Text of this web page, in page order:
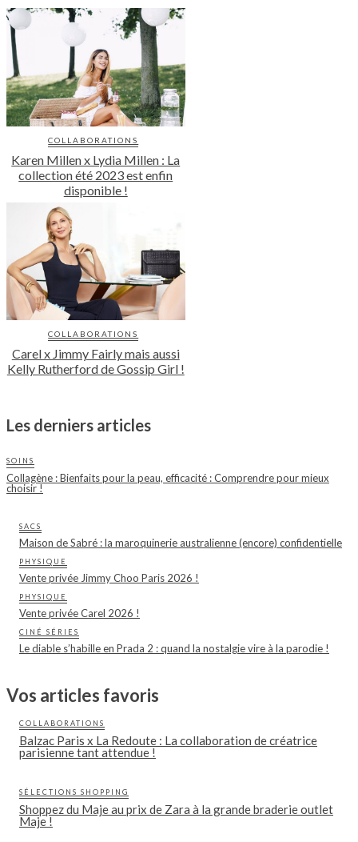
COLLABORATIONS
Karen Millen x Lydia Millen : La
collection été 2023 est enfin
disponible !
COLLABORATIONS
Carel x Jimmy Fairly mais aussi
Kelly Rutherford de Gossip Girl !
Les derniers articles
SOINS
Collagène : Bienfaits pour la peau, efficacité : Comprendre pour mieux
choisir !
SACS
Maison de Sabré : la maroquinerie australienne (encore) confidentielle
PHYSIQUE
Vente privée Jimmy Choo Paris 2026 !
PHYSIQUE
Vente privée Carel 2026 !
CINÉ SÉRIES
Le diable s’habille en Prada 2 : quand la nostalgie vire à la parodie !
Vos articles favoris
COLLABORATIONS
Balzac Paris x La Redoute : La collaboration de créatrice
parisienne tant attendue !
SÉLECTIONS SHOPPING
Shoppez du Maje au prix de Zara à la grande braderie outlet
Maje !